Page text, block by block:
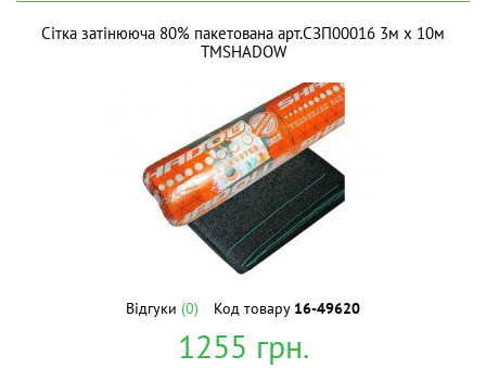
Сітка затінююча 80% пакетована арт.СЗП00016 3м х 10м
ТМSHADOW
Відгуки (0) Код товару 16-49620
1255 грн.